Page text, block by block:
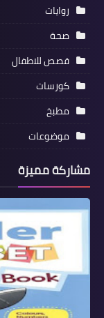
روايات
صحة
قصص للاطفال
كورسات
مطبخ
موضوعات
مشاركة مميزة